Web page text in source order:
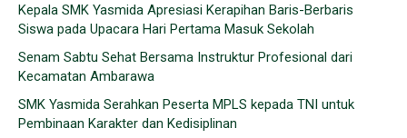
Kepala SMK Yasmida Apresiasi Kerapihan Baris-Berbaris
Siswa pada Upacara Hari Pertama Masuk Sekolah
Senam Sabtu Sehat Bersama Instruktur Profesional dari
Kecamatan Ambarawa
SMK Yasmida Serahkan Peserta MPLS kepada TNI untuk
Pembinaan Karakter dan Kedisiplinan